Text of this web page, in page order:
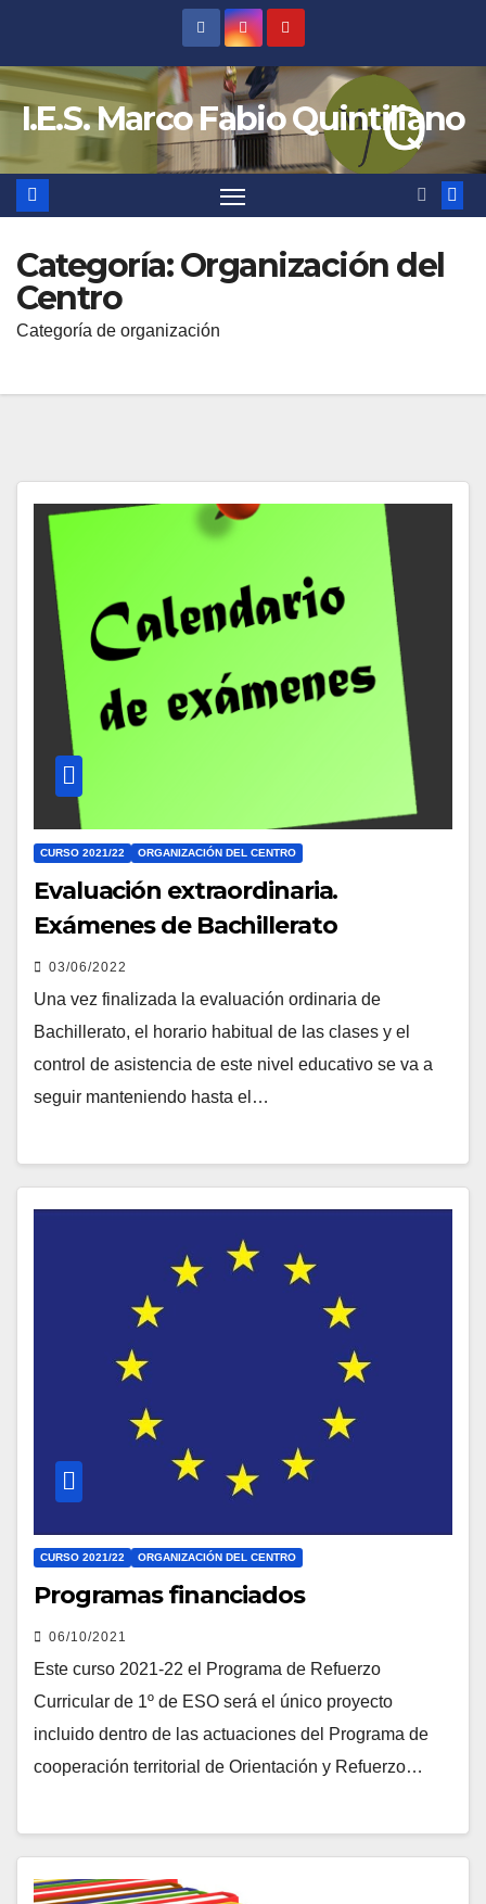
contenido
I.E.S. Marco Fabio Quintiliano
Categoría:Organización del
Centro
Categoría de organización
CURSO 2021/22 ORGANIZACIÓN DEL CENTRO
Evaluación extraordinaria.
Exámenes de Bachillerato
03/06/2022
Una vez finalizada la evaluación ordinaria de
Bachillerato, el horario habitual de las clases y el
control de asistencia de este nivel educativo se va a
seguir manteniendo hasta el…
CURSO 2021/22 ORGANIZACIÓN DEL CENTRO
Programas financiados
06/10/2021
Este curso 2021-22 el Programa de Refuerzo
Curricular de 1º de ESO será el único proyecto
incluido dentro de las actuaciones del Programa de
cooperación territorial de Orientación y Refuerzo…